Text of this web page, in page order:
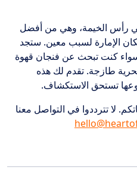
رأس الخيمة، وهي من أفضل
الإمارة لسبب معين. ستجد
كنت تبحث عن فنجان قهوة
بحرية طازجة. تقدم لك هذه
تستحق الاستكشاف.
لا تترددوا في التواصل معنا